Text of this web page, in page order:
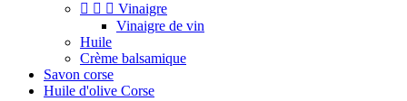
   Vinaigre
Vinaigre de vin
Huile
Crème balsamique
Savon corse
Huile d'olive Corse